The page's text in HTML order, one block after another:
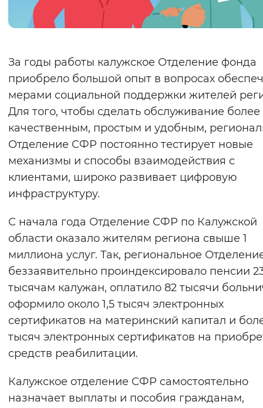
Звуковой ассистент
Вернуть стандартные настройки
За годы работы калужское Отделение фонда
приобрело большой опыт в вопросах
мерами социальной поддержки жителей
Для того, чтобы сделать обслуживание более
качественным, простым и удобным,
Отделение СФР постоянно тестирует новые
механизмы и способы взаимодействия с
клиентами, широко развивает цифровую
инфраструктуру.
С начала года Отделение СФР по Калужской
области оказало жителям региона свыше 1
миллиона услуг. Так, региональное
беззаявительно проиндексировало пенсии
тысячам калужан, оплатило 82 тысячи
оформило около 1,5 тысяч электронных
сертификатов на материнский капитал и
тысяч электронных сертификатов на
средств реабилитации.
Калужское отделение СФР самостоятельно
назначает выплаты и пособия гражданам,